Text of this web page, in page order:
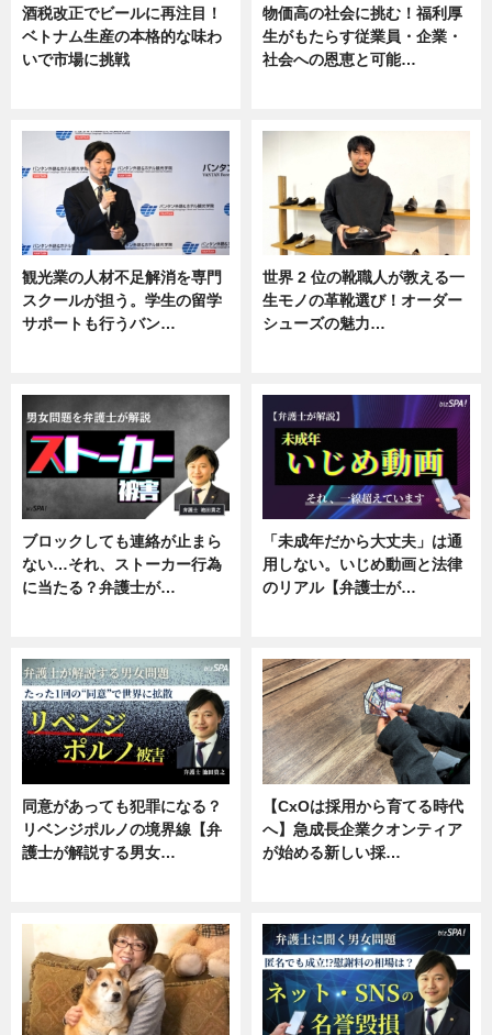
酒税改正でビールに再注目！
ベトナム生産の本格的な味わ
いで市場に挑戦
物価高の社会に挑む！福利厚
生がもたらす従業員・企業・
社会への恩恵と可能…
観光業の人材不足解消を専門
スクールが担う。学生の留学
サポートも行うバン…
世界 2 位の靴職人が教える一
生モノの革靴選び！オーダー
シューズの魅力…
ブロックしても連絡が止まら
ない…それ、ストーカー行為
に当たる？弁護士が…
「未成年だから大丈夫」は通
用しない。いじめ動画と法律
のリアル【弁護士が…
同意があっても犯罪になる？
リベンジポルノの境界線【弁
護士が解説する男女…
【CxOは採用から育てる時代
へ】急成長企業クオンティア
が始める新しい採…